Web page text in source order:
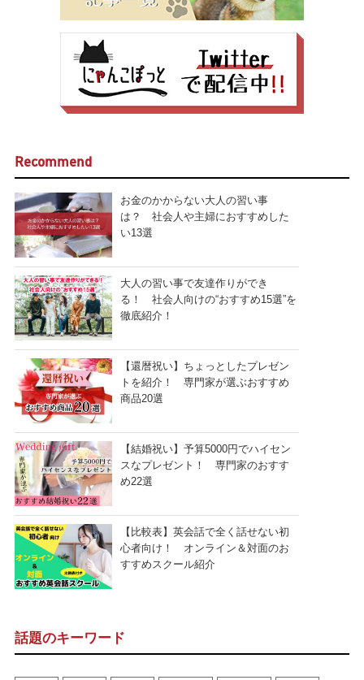
Recommend
お金のかからない大人の習い事
は？ 社会人や主婦におすすめした
い13選
大人の習い事で友達作りができ
る！ 社会人向けの“おすすめ15選”を
徹底紹介！
【還暦祝い】ちょっとしたプレゼン
トを紹介！ 専門家が選ぶおすすめ
商品20選
【結婚祝い】予算5000円でハイセン
スなプレゼント！ 専門家のおすす
め22選
【比較表】英会話で全く話せない初
心者向け！ オンライン＆対面のお
すすめスクール紹介
話題のキーワード